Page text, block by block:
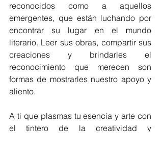
reconocidos como a aquellos
emergentes, que están luchando por
encontrar su lugar en el mundo
literario. Leer sus obras, compartir sus
creaciones y brindarles el
reconocimiento que merecen son
formas de mostrarles nuestro apoyo y
aliento.
A ti que plasmas tu esencia y arte con
el tintero de la creatividad y